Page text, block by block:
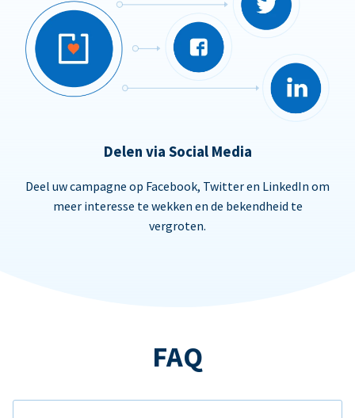
Delen via Social Media
Deel uw campagne op Facebook, Twitter en LinkedIn om
meer interesse te wekken en de bekendheid te
vergroten.
FAQ